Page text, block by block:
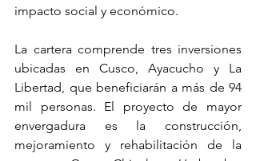
impacto social y económico.
La cartera comprende tres inversiones
ubicadas en Cusco, Ayacucho y La
Libertad, que beneficiarán a más de 94
mil personas. El proyecto de mayor
envergadura es la construcción,
mejoramiento y rehabilitación de la